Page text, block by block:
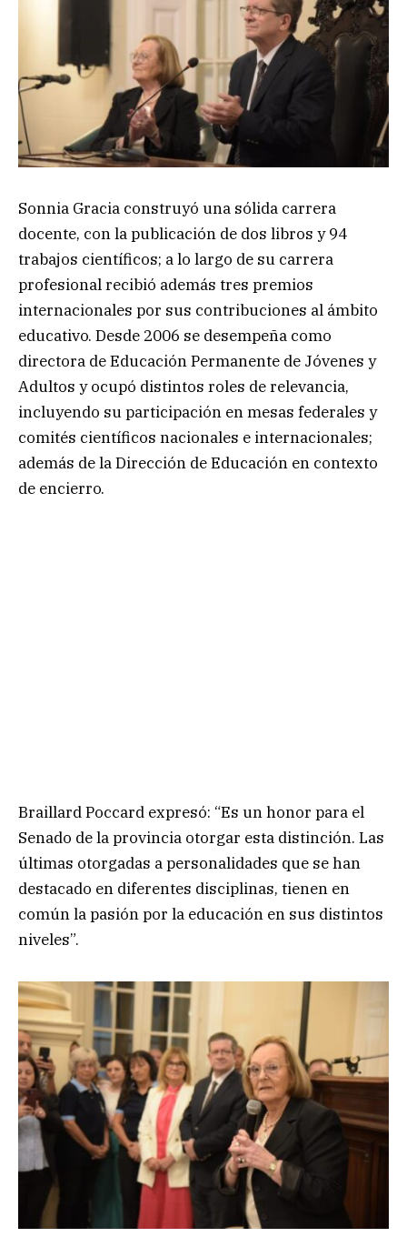
Sonnia Gracia construyó una sólida carrera
docente, con la publicación de dos libros y 94
trabajos científicos; a lo largo de su carrera
profesional recibió además tres premios
internacionales por sus contribuciones al ámbito
educativo. Desde 2006 se desempeña como
directora de Educación Permanente de Jóvenes y
Adultos y ocupó distintos roles de relevancia,
incluyendo su participación en mesas federales y
comités científicos nacionales e internacionales;
además de la Dirección de Educación en contexto
de encierro.
Braillard Poccard expresó: “Es un honor para el
Senado de la provincia otorgar esta distinción. Las
últimas otorgadas a personalidades que se han
destacado en diferentes disciplinas, tienen en
común la pasión por la educación en sus distintos
niveles”.